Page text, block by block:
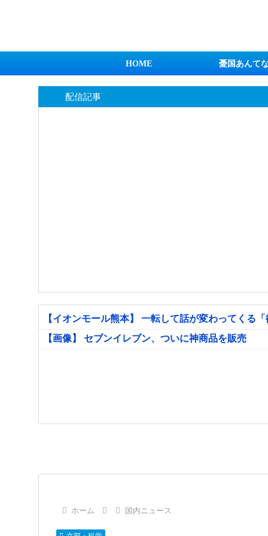
HOME 憂国あんて
配信記事
【イオンモール熊本】 一転して話が変わってくる
【画像】 セブンイレブン、ついに神商品を販売
ホーム 国内ニュース